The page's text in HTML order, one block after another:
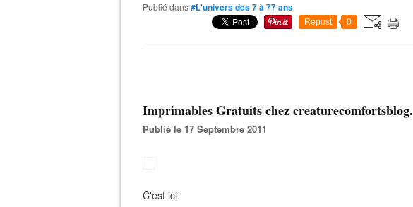
Publié dans#L'univers des 7 à 77 ans
Repost 0
Imprimables Gratuits chez creaturecomfortsblog.
Publié le 17 Septembre 2011
C'est ici